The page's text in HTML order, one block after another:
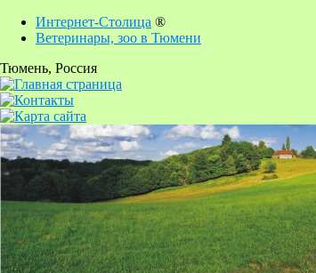
Интернет-Столица ®
Ветеринары, зоо в Тюмени
Тюмень, Россия